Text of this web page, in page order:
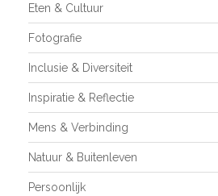
Eten & Cultuur
Fotografie
Inclusie & Diversiteit
Inspiratie & Reflectie
Mens & Verbinding
Natuur & Buitenleven
Persoonlijk